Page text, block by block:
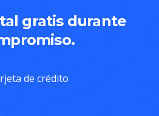
gratis durante
de crédito